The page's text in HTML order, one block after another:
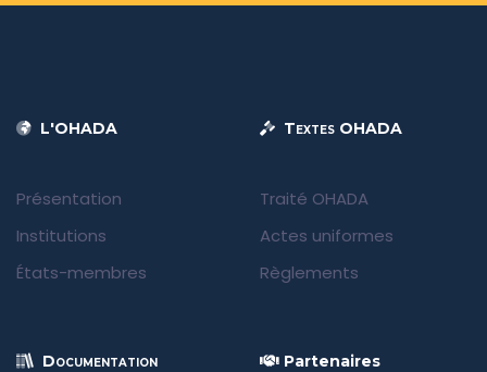
L'OHADA
Présentation
Institutions
États-membres
Textes OHADA
Traité OHADA
Actes uniformes
Règlements
Documentation Partenaires